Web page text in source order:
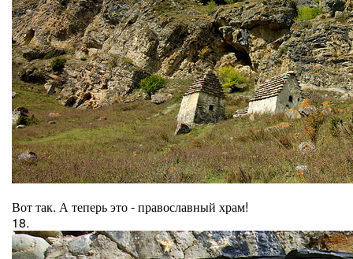
Вот так. А теперь это - православный храм!
18.